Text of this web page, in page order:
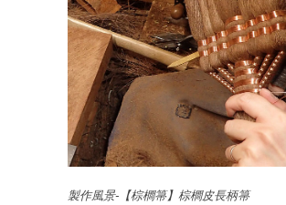
製作風景-【棕櫚箒】棕櫚皮長柄箒